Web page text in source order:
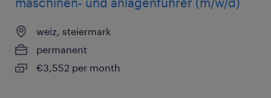
weiz, steiermark
permanent
€3,552 per month